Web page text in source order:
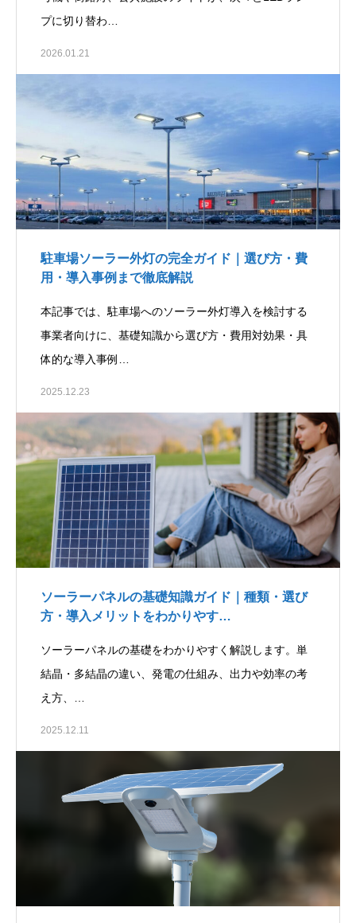
プに切り替わ…
2026.01.21
駐車場ソーラー外灯の完全ガイド｜選び方・費
用・導入事例まで徹底解説
本記事では、駐車場へのソーラー外灯導入を検討する
事業者向けに、基礎知識から選び方・費用対効果・具
体的な導入事例…
2025.12.23
ソーラーパネルの基礎知識ガイド｜種類・選び
方・導入メリットをわかりやす…
ソーラーパネルの基礎をわかりやすく解説します。単
結晶・多結晶の違い、発電の仕組み、出力や効率の考
え方、…
2025.12.11